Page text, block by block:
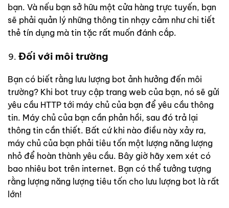
bạn. Và nếu bạn sở hữu một cửa hàng trực tuyến, bạn
sẽ phải quản lý những thông tin nhạy cảm như chi tiết
thẻ tín dụng mà tin tặc rất muốn đánh cắp.
Đối với môi trường
Bạn có biết rằng lưu lượng bot ảnh hưởng đến môi
trường? Khi bot truy cập trang web của bạn, nó sẽ gửi
yêu cầu HTTP tới máy chủ của bạn để yêu cầu thông
tin. Máy chủ của bạn cần phản hồi, sau đó trả lại
thông tin cần thiết. Bất cứ khi nào điều này xảy ra,
máy chủ của bạn phải tiêu tốn một lượng năng lượng
nhỏ để hoàn thành yêu cầu. Bây giờ hãy xem xét có
bao nhiêu bot trên internet. Bạn có thể tưởng tượng
rằng lượng năng lượng tiêu tốn cho lưu lượng bot là rất
lớn!